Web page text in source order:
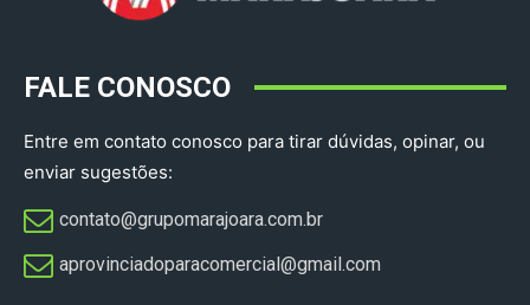
FALE CONOSCO
Entre em contato conosco para tirar dúvidas, opinar, ou
enviar sugestões:
contato@grupomarajoara.com.br
aprovinciadoparacomercial@gmail.com​